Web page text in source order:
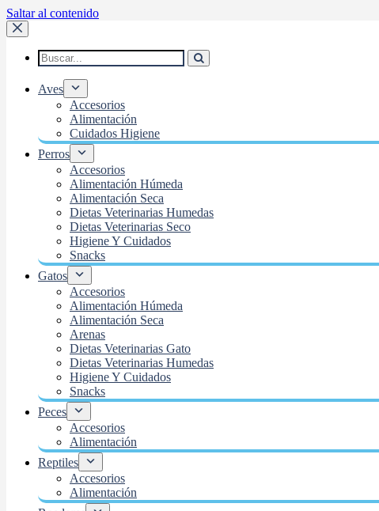
Saltar al contenido
Aves
Accesorios
Alimentación
Cuidados Higiene
Perros
Accesorios
Alimentación Húmeda
Alimentación Seca
Dietas Veterinarias Humedas
Dietas Veterinarias Seco
Higiene Y Cuidados
Snacks
Gatos
Accesorios
Alimentación Húmeda
Alimentación Seca
Arenas
Dietas Veterinarias Gato
Dietas Veterinarias Humedas
Higiene Y Cuidados
Snacks
Peces
Accesorios
Alimentación
Reptiles
Accesorios
Alimentación